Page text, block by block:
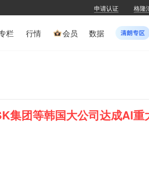
申请认证 格隆
栏 行情 会员 数据
集团等韩国大公司达成AI重